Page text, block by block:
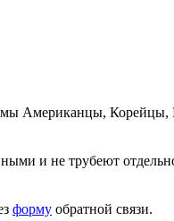
Американцы,
и не трубеют
форму обратной связи.